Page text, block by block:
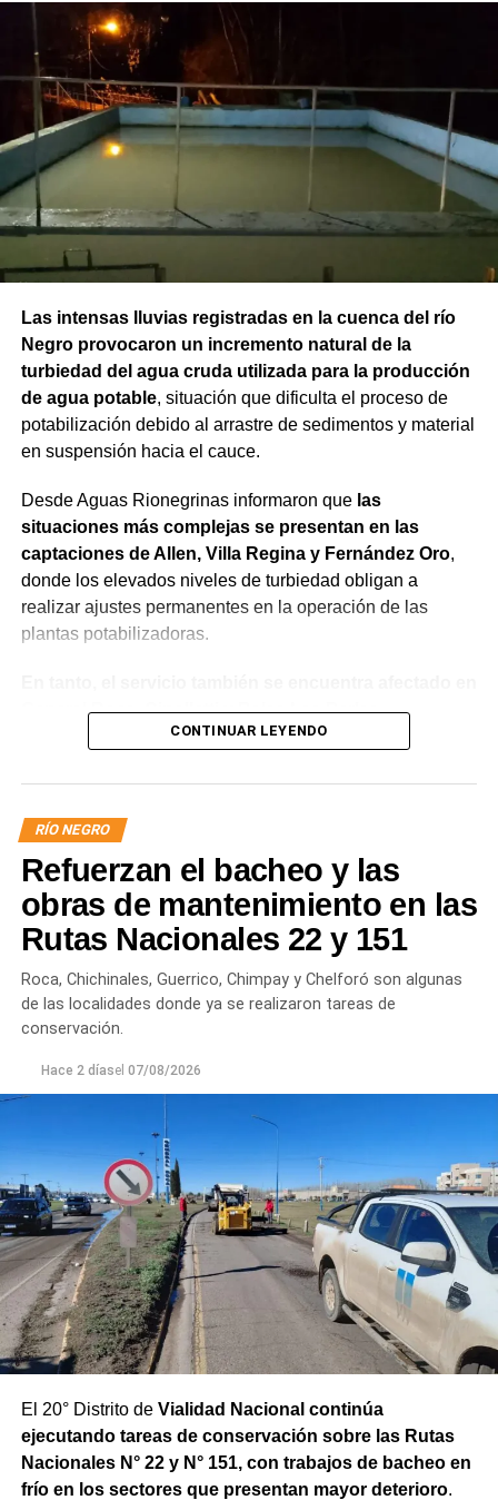
Las intensas lluvias registradas en la cuenca del río
Negro provocaron un incremento natural de la
turbiedad del agua cruda utilizada para la producción
de agua potable, situación que dificulta el proceso de
potabilización debido al arrastre de sedimentos y material
en suspensión hacia el cauce.
Desde Aguas Rionegrinas informaron que las
situaciones más complejas se presentan en las
captaciones de Allen, Villa Regina y Fernández Oro,
donde los elevados niveles de turbiedad obligan a
realizar ajustes permanentes en la operación de las
plantas potabilizadoras.
General Roca, Cipolletti y Balsa Las Perlas,
localidades donde podrían registrarse bajas de
trabaja para sostener la producción de agua potable.
Por otra parte, en Gral. E. Godoy se registran valores de
turbiedad cercanos a 80 NTU, mientras que en
Chichinales rondan los 10 NTU. En ambos casos, las
plantas continúan funcionando con monitoreo
permanente.
Los equipos técnicos de Aguas Rionegrinas mantienen
un seguimiento constante de la evolución de la turbiedad
con las condiciones que presenta el río.
CONTINUAR LEYENDO
RÍO NEGRO
Refuerzan el bacheo y las
obras de mantenimiento en las
Rutas Nacionales 22 y 151
Roca, Chichinales, Guerrico, Chimpay y Chelforó son algunas
de las localidades donde ya se realizaron tareas de
conservación.
Hace 2 díasel 07/08/2026
El 20° Distrito de Vialidad Nacional continúa
ejecutando tareas de conservación sobre las Rutas
Nacionales N° 22 y N° 151, con trabajos de bacheo en
frío en los sectores que presentan mayor deterioro.